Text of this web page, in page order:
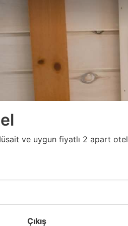
ve uygun fiyatlı 2 apart otel
Çıkış